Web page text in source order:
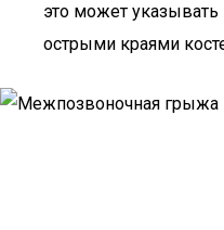
это может
острыми краями